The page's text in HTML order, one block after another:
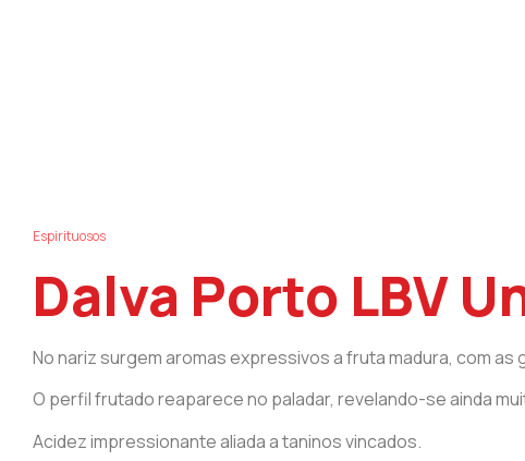
Espirituosos
Dalva Porto LBV
No nariz surgem aromas expressivos a fruta madura, com as
O perfil frutado reaparece no paladar, revelando-se ainda
Acidez impressionante aliada a taninos vincados.